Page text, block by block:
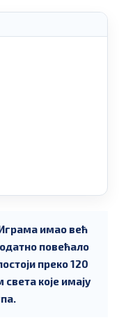
имао већ
повећало
преко 120
које имају